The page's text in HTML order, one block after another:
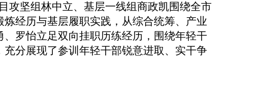
攻坚组林中立、基层一线组商政凯围绕全市
经历与基层履职实践，从综合统筹、产业
罗怡立足双向挂职历练经历，围绕年轻干
分展现了参训年轻干部锐意进取、实干争